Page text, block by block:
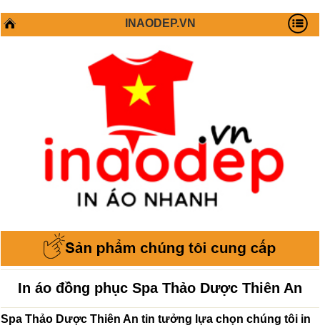
INAODEP.VN
In áo đồng phục Spa Thảo Dược Thiên An
Spa Thảo Dược Thiên An tin tưởng lựa chọn chúng tôi in